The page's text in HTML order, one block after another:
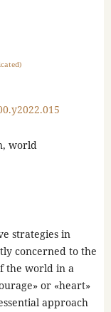
world
strategies in
concerned to the
the world in a
or «heart»
approach